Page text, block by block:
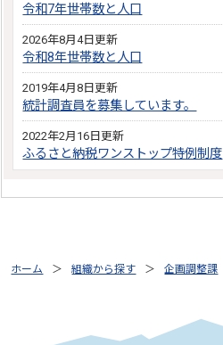
令和7年世帯数と人口
2026年8月4日更新
令和8年世帯数と人口
2019年4月8日更新
統計調査員を募集しています。
2022年2月16日更新
ふるさと納税ワンストップ特例制度
ホーム 組織から探す 企画調整課